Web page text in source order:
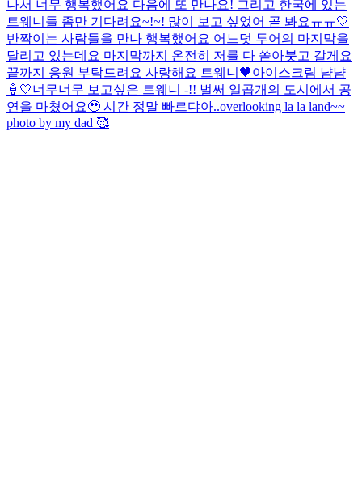
나서 너무 행복했어요 다음에 또 만나요! 그리고 한국에 있는
트웨니들 좀만 기다려요~!~! 많이 보고 싶었어 곧 봐요ㅠㅠ🤍
반짝이는 사람들을 만나 행복했어요 어느덧 투어의 마지막을
달리고 있는데요 마지막까지 온전히 저를 다 쏟아붓고 갈게요
끝까지 응원 부탁드려요 사랑해요 트웨니🖤아이스크림 냠냠
🍦🤍너무너무 보고싶은 트웨니 -!! 벌써 일곱개의 도시에서 공
연을 마쳤어요🥹 시간 정말 빠르댜아..overlooking la la land~~
photo by my dad 🥰